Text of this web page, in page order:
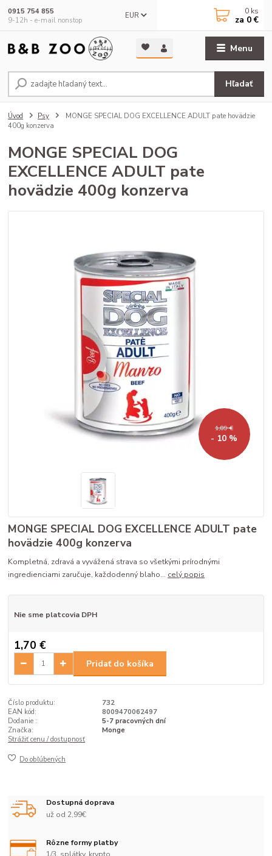
Menu
EUR
Hľadať
0915 754 855
9-12h - e-mail nonstop
0 ks
za 0 €
Úvod Psy
MONGE SPECIAL DOG EXCELLENCE ADULT pate hovädzie
400g konzerva
MONGE SPECIAL DOG
EXCELLENCE ADULT pate
hovädzie 400g konzerva
1,89 €
- 10 %
MONGE SPECIAL DOG EXCELLENCE ADULT pate
hovädzie 400g konzerva
Kompletná, zdravá a vyvážená strava so všetkými prírodnými
ingredienciami zaručuje, každodenný blaho... celý popis
Nie sme platcovia DPH
1,70 €
Pridať do košíka
Číslo produktu:
732
EAN kód:
8009470062497
Dodanie :
5-7 pracovných dní
Značka:
Monge
Strážiť cenu / dostupnosť
Do obľúbených
Dostupná doprava
už od 2,99€
Rôzne formy platby